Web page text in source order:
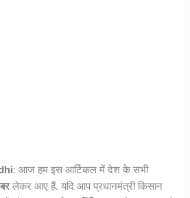
: आज हम इस आर्टिकल में देश के सभी
लेकर आए हैं. यदि आप प्रधानमंत्री किसान